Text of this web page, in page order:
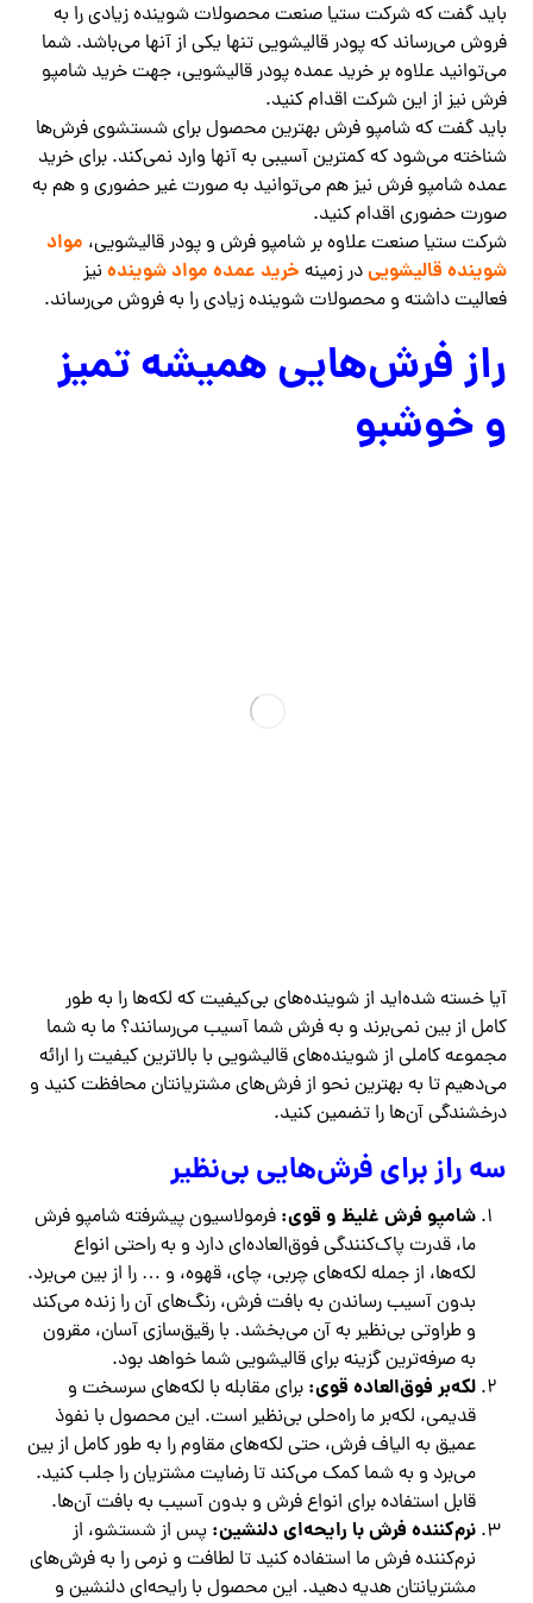
باید گفت که شرکت ستیا صنعت محصولات شوینده زیادی را به
فروش می‌رساند که پودر قالیشویی تنها یکی از آنها می‌باشد. شما
می‌توانید علاوه بر خرید عمده پودر قالیشویی، جهت خرید شامپو
فرش نیز از این شرکت اقدام کنید.
باید گفت که شامپو فرش بهترین محصول برای شستشوی فرش‌ها
شناخته می‌شود که کمترین آسیبی به آنها وارد نمی‌کند. برای خرید
عمده شامپو فرش نیز هم می‌توانید به صورت غیر حضوری و هم به
صورت حضوری اقدام کنید.
شرکت ستیا صنعت علاوه بر شامپو فرش و پودر قالیشویی، مواد
شوینده قالیشوییدر زمینه خرید عمده مواد شوینده نیز
فعالیت داشته و محصولات شوینده زیادی را به فروش می‌رساند.
راز فرش‌هایی همیشه تمیز
و خوشبو
آیا خسته شده‌اید از شوینده‌های بی‌کیفیت که لکه‌ها را به طور
کامل از بین نمی‌برند و به فرش شما آسیب می‌رسانند؟ ما به شما
مجموعه کاملی از شوینده‌های قالیشویی با بالاترین کیفیت را ارائه
می‌دهیم تا به بهترین نحو از فرش‌های مشتریانتان محافظت کنید و
درخشندگی آن‌ها را تضمین کنید.
سه راز برای فرش‌هایی بی‌نظیر
شامپو فرش غلیظ و قوی: فرمولاسیون پیشرفته شامپو فرش
ما، قدرت پاک‌کنندگی فوق‌العاده‌ای دارد و به راحتی انواع
لکه‌ها، از جمله لکه‌های چربی، چای، قهوه، و … را از بین می‌برد.
بدون آسیب رساندن به بافت فرش، رنگ‌های آن را زنده می‌کند
و طراوتی بی‌نظیر به آن می‌بخشد. با رقیق‌سازی آسان، مقرون
به صرفه‌ترین گزینه برای قالیشویی شما خواهد بود.
لکه‌بر فوق‌العاده قوی: برای مقابله با لکه‌های سرسخت و
قدیمی، لکه‌بر ما راه‌حلی بی‌نظیر است. این محصول با نفوذ
عمیق به الیاف فرش، حتی لکه‌های مقاوم را به طور کامل از بین
می‌برد و به شما کمک می‌کند تا رضایت مشتریان را جلب کنید.
قابل استفاده برای انواع فرش و بدون آسیب به بافت آن‌ها.
نرم‌کننده فرش با رایحه‌ای دلنشین: پس از شستشو، از
نرم‌کننده فرش ما استفاده کنید تا لطافت و نرمی را به فرش‌های
مشتریانتان هدیه دهید. این محصول با رایحه‌ای دلنشین و